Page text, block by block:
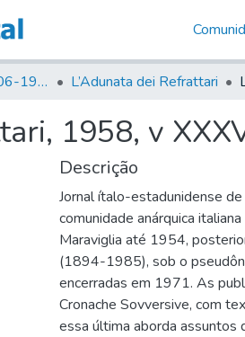
Canto Libertário (1906-1995) L’Adunata dei Refrattari
1958, v
Descrição
Jornal ítalo-estadunidense
comunidade anárquica
Maraviglia até 1954,
(1894-1985), sob o
encerradas em 1971. As
Cronache Sovversive, com
essa última aborda assuntos